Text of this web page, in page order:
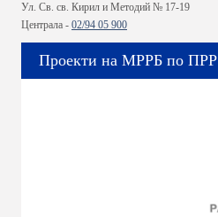
Ул. Св. св. Кирил и Методий № 17-19
Централа - 02/94 05 900
Проекти на МРРБ по ПРР